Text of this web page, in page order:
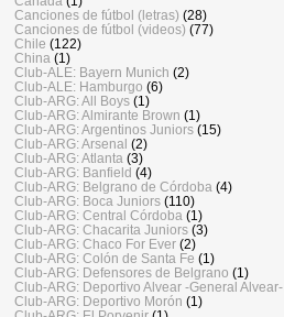
Canciones de fútbol (letras) (28)
Canciones de fútbol (videos) (77)
Chile (122)
China (1)
Club-ALE: Bayern Munich (2)
Club-ALE: Hamburgo (6)
Club-ARG: All Boys (1)
Club-ARG: Almirante Brown (1)
Club-ARG: Argentinos Juniors (15)
Club-ARG: Arsenal (2)
Club-ARG: Atlanta (3)
Club-ARG: Banfield (4)
Club-ARG: Belgrano de Córdoba (4)
Club-ARG: Boca Juniors (110)
Club-ARG: Central Córdoba (1)
Club-ARG: Chacarita Juniors (3)
Club-ARG: Chaco For Ever (2)
Club-ARG: Colón de Santa Fe (1)
Club-ARG: Defensores de Belgrano (1)
Club-ARG: Deportivo Alvear -General Alvear-
Club-ARG: Deportivo Morón (1)